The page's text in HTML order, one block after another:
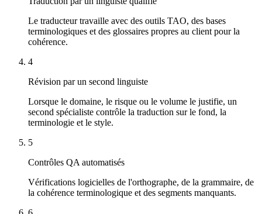
Le traducteur travaille avec des outils TAO, des bases
terminologiques et des glossaires propres au client pour la
cohérence.
4
Révision par un second linguiste
Lorsque le domaine, le risque ou le volume le justifie, un
second spécialiste contrôle la traduction sur le fond, la
terminologie et le style.
5
Contrôles QA automatisés
Vérifications logicielles de l'orthographe, de la grammaire, de
la cohérence terminologique et des segments manquants.